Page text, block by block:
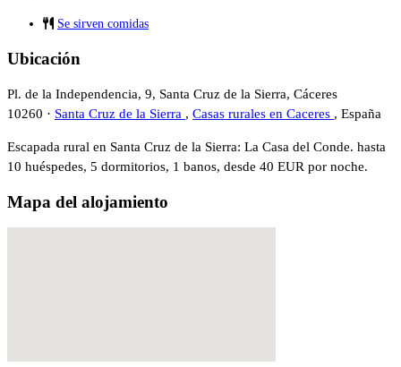
Se sirven comidas
Ubicación
Pl. de la Independencia, 9, Santa Cruz de la Sierra, Cáceres
10260 · Santa Cruz de la Sierra , Casas rurales en Caceres , España
Escapada rural en Santa Cruz de la Sierra: La Casa del Conde. hasta
10 huéspedes, 5 dormitorios, 1 banos, desde 40 EUR por noche.
Mapa del alojamiento